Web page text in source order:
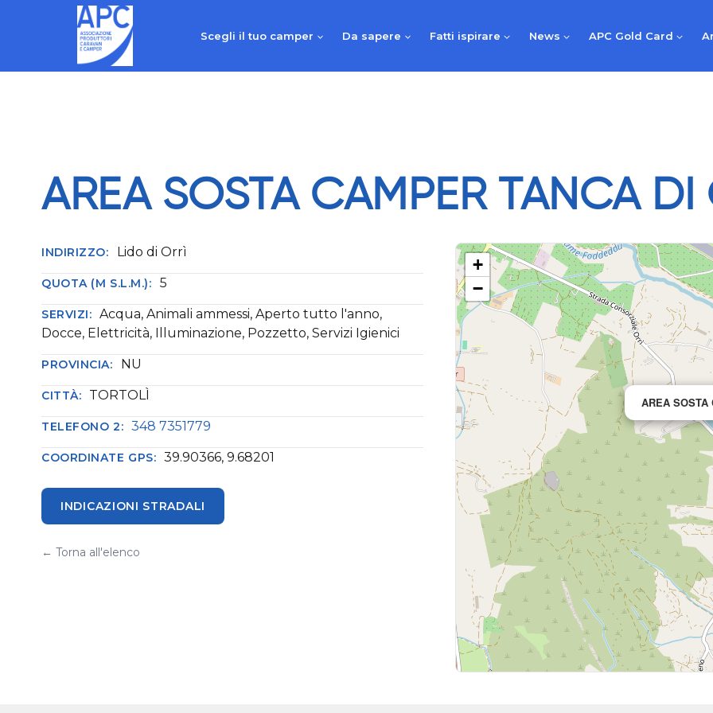
Scegli il tuo camper Da sapere Fatti ispirare News APC Gold Card
AREA SOSTA CAMPER TANCA DI
INDIRIZZO: Lido di Orrì
QUOTA (M S.L.M.): 5
SERVIZI: Acqua, Animali ammessi, Aperto tutto l'anno,
Docce, Elettricità, Illuminazione, Pozzetto, Servizi Igienici
PROVINCIA: NU
CITTÀ: TORTOLÌ
TELEFONO 2: 348 7351779
COORDINATE GPS: 39.90366, 9.68201
INDICAZIONI STRADALI
← Torna all'elenco
AREA SOSTA
+
−